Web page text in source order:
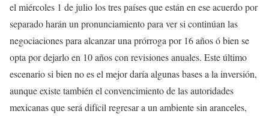
el miércoles 1 de julio los tres países que están en ese acuerdo por
separado harán un pronunciamiento para ver si continúan las
negociaciones para alcanzar una prórroga por 16 años ó bien se
opta por dejarlo en 10 años con revisiones anuales. Este último
escenario si bien no es el mejor daría algunas bases a la inversión,
aunque existe también el convencimiento de las autoridades
mexicanas que será difícil regresar a un ambiente sin aranceles,